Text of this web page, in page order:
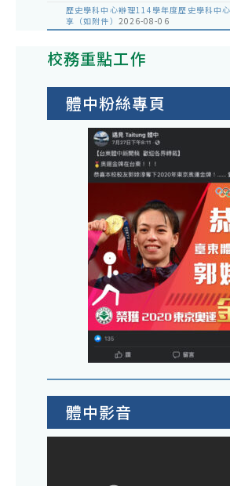
歷史學科中心辦理114學年度歷史學科中
享（如附件） 2026-08-06
校務重點工作
體中粉絲專頁
體中影音